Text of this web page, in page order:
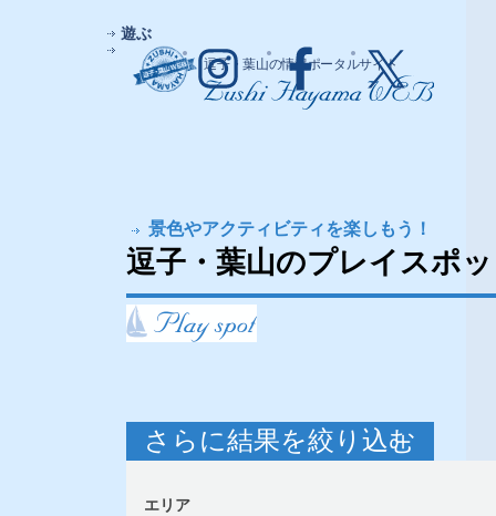
遊ぶ
逗子・葉山の情報ポータルサイト
景色やアクティビティを楽しもう！
逗子・葉山のプレイスポ
さらに結果を絞り込む
エリア